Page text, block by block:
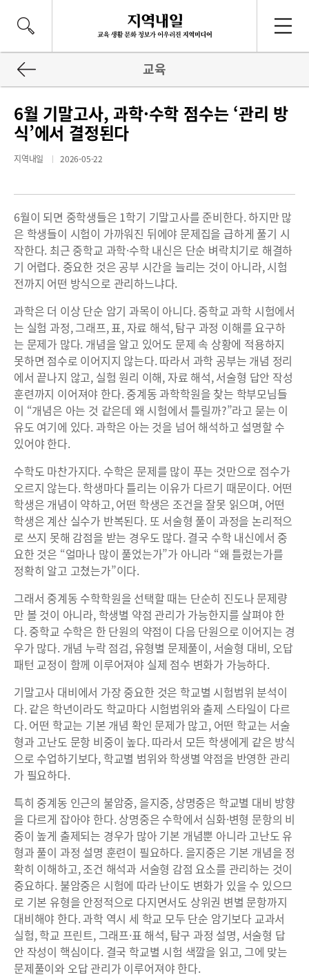
교육
6월 기말고사, 과학·수학 점수는 ‘관리 방
식’에서 결정된다
지역내일 2026-05-22
6월이 되면 중학생들은 1학기 기말고사를 준비한다. 하지만 많
은 학생들이 시험이 가까워진 뒤에야 문제집을 급하게 풀기 시
작한다. 최근 중학교 과학·수학 내신은 단순 벼락치기로 해결하
기 어렵다. 중요한 것은 공부 시간을 늘리는 것이 아니라, 시험
전까지 어떤 방식으로 관리하느냐다.
과학은 더 이상 단순 암기 과목이 아니다. 중학교 과학 시험에서
는 실험 과정, 그래프, 표, 자료 해석, 탐구 과정 이해를 요구하
는 문제가 많다. 개념을 알고 있어도 문제 속 상황에 적용하지
못하면 점수로 이어지지 않는다. 따라서 과학 공부는 개념 정리
에서 끝나지 않고, 실험 원리 이해, 자료 해석, 서술형 답안 작성
훈련까지 이어져야 한다. 중계동 과학학원을 찾는 학부모님들
이 “개념은 아는 것 같은데 왜 시험에서 틀릴까?”라고 묻는 이
유도 여기에 있다. 과학은 아는 것을 넘어 해석하고 설명할 수
있어야 한다.
수학도 마찬가지다. 수학은 문제를 많이 푸는 것만으로 점수가
오르지 않는다. 학생마다 틀리는 이유가 다르기 때문이다. 어떤
학생은 개념이 약하고, 어떤 학생은 조건을 잘못 읽으며, 어떤
학생은 계산 실수가 반복된다. 또 서술형 풀이 과정을 논리적으
로 쓰지 못해 감점을 받는 경우도 많다. 결국 수학 내신에서 중
요한 것은 “얼마나 많이 풀었는가”가 아니라 “왜 틀렸는가를
정확히 알고 고쳤는가”이다.
그래서 중계동 수학학원을 선택할 때는 단순히 진도나 문제량
만 볼 것이 아니라, 학생별 약점 관리가 가능한지를 살펴야 한
다. 중학교 수학은 한 단원의 약점이 다음 단원으로 이어지는 경
우가 많다. 개념 누락 점검, 유형별 문제풀이, 서술형 대비, 오답
패턴 교정이 함께 이루어져야 실제 점수 변화가 가능하다.
기말고사 대비에서 가장 중요한 것은 학교별 시험범위 분석이
다. 같은 학년이라도 학교마다 시험범위와 출제 스타일이 다르
다. 어떤 학교는 기본 개념 확인 문제가 많고, 어떤 학교는 서술
형과 고난도 문항 비중이 높다. 따라서 모든 학생에게 같은 방식
으로 수업하기보다, 학교별 범위와 학생별 약점을 반영한 관리
가 필요하다.
특히 중계동 인근의 불암중, 을지중, 상명중은 학교별 대비 방향
을 다르게 잡아야 한다. 상명중은 수학에서 심화·변형 문항의 비
중이 높게 출제되는 경우가 많아 기본 개념뿐 아니라 고난도 유
형과 풀이 과정 설명 훈련이 필요하다. 을지중은 기본 개념을 정
확히 이해하고, 조건 해석과 서술형 감점 요소를 관리하는 것이
중요하다. 불암중은 시험에 따라 난이도 변화가 있을 수 있으므
로 기본 유형을 안정적으로 다지면서도 상위권 변별 문항까지
대비해야 한다. 과학 역시 세 학교 모두 단순 암기보다 교과서
실험, 학교 프린트, 그래프·표 해석, 탐구 과정 설명, 서술형 답
안 작성이 핵심이다. 결국 학교별 시험 색깔을 읽고, 그에 맞는
문제풀이와 오답 관리가 이루어져야 한다.